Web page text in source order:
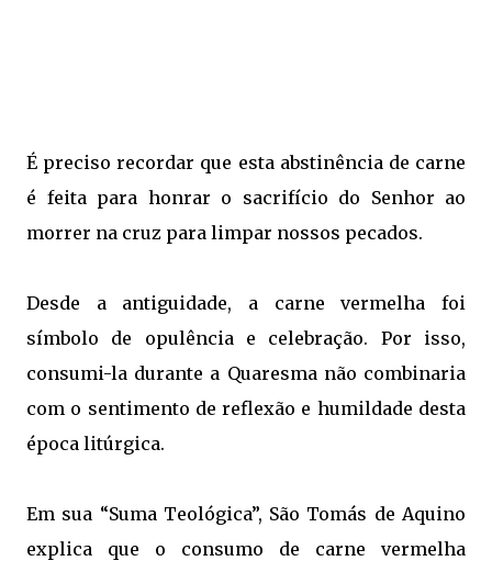
É preciso recordar que esta abstinência de carne
é feita para honrar o sacrifício do Senhor ao
morrer na cruz para limpar nossos pecados.
Desde a antiguidade, a carne vermelha foi
símbolo de opulência e celebração. Por isso,
consumi-la durante a Quaresma não combinaria
com o sentimento de reflexão e humildade desta
época litúrgica.
Em sua “Suma Teológica”, São Tomás de Aquino
explica que o consumo de carne vermelha